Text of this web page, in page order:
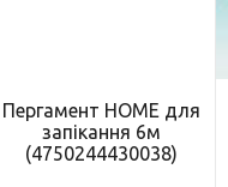
Пергамент HOME для
запікання 6м
(4750244430038)